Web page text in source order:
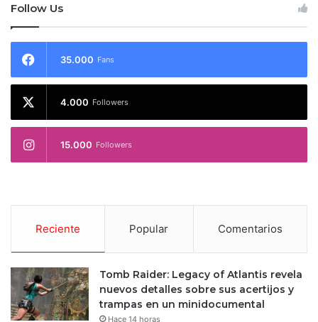
Follow Us
35.000 Fans
4.000 Followers
15.000 Followers
Reciente Popular Comentarios
Tomb Raider: Legacy of Atlantis revela
nuevos detalles sobre sus acertijos y
trampas en un minidocumental
Hace 14 horas